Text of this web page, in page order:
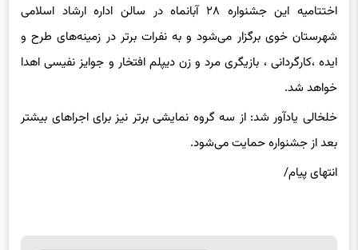
اختتامیه این جشنواره ۲۸ آبانماه در سالن اداره ارشاد اسلامی
شهرستان خوی برگزار می‌شود و به نفرات برتر در زمینه‌های طرح و
ایده ،کارگردانی ، بازیگری مرد و زن دیپلم افتخار و جوایز نفیسی اهدا
خواهد شد.
خلخالی یادآور شد: از سه گروه نمایشی برتر نیز برای اجراهای بیشتر
بعد از جشنواره حمایت می‌شود.
انتهای پیام/